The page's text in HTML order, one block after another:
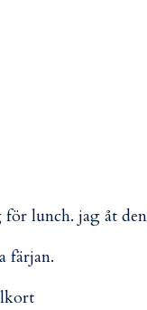
lunch. jag åt
färjan.